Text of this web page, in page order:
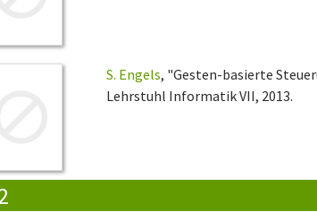
S. Engels, "Gesten-basierte
Lehrstuhl Informatik VII, 2013.